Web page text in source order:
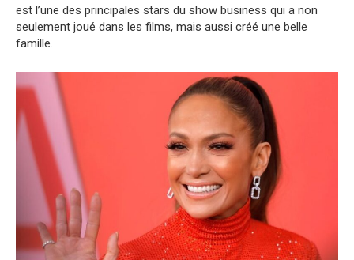
est l’une des principales stars du show business qui a non
seulement joué dans les films, mais aussi créé une belle
famille.